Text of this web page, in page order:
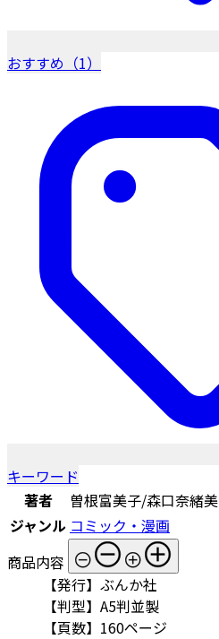
おすすめ（1）
キーワード
著者
曽根富美子/森口奈緒美
ジャンル コミック・漫画
商品内容
【発行】ぶんか社
【判型】A5判並製
【頁数】160ページ